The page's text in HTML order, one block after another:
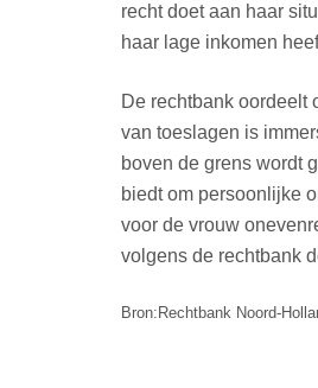
recht doet aan haar
haar lage inkomen
De rechtbank oordeelt
van toeslagen is
boven de grens wordt
biedt om persoonlijke
voor de vrouw
volgens de rechtbank
Bron:Rechtbank Noord-